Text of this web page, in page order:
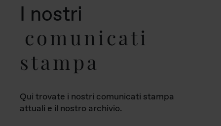
I nostri
comunicati
stampa
Qui trovate i nostri comunicati stampa
attuali e il nostro archivio.